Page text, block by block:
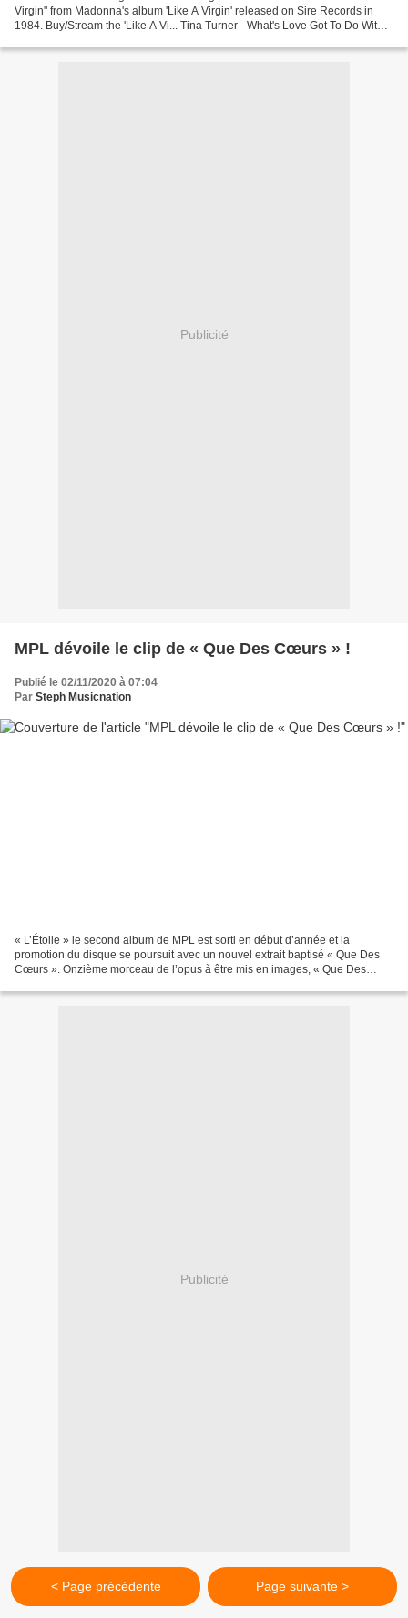
Virgin" from Madonna's album 'Like A Virgin' released on Sire Records in
1984. Buy/Stream the 'Like A Vi... Tina Turner - What's Love Got To Do With It
Publicité
MPL dévoile le clip de « Que Des Cœurs » !
Publié le 02/11/2020 à 07:04
Par Steph Musicnation
« L’Étoile » le second album de MPL est sorti en début d’année et la
promotion du disque se poursuit avec un nouvel extrait baptisé « Que Des
Cœurs ». Onzième morceau de l’opus à être mis en images, « Que Des
Publicité
< Page précédente Page suivante >